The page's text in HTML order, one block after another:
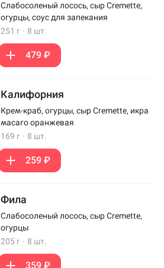
Слабосоленый лосось, сыр Cremette,
огурцы, соус для запекания
251 г · 8 шт.
479 ₽
Калифорния
Крем-краб, огурцы, сыр Cremette, икра
масаго оранжевая
169 г · 8 шт.
259 ₽
Фила
Слабосоленый лосось, сыр Cremette,
огурцы
205 г · 8 шт.
359 ₽